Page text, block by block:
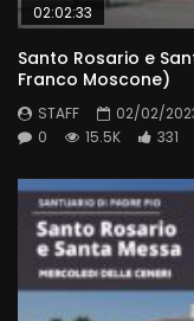
02:02:33
Santo Rosario e
Franco Moscone)
STAFF
02/02/
0
15.5K 331